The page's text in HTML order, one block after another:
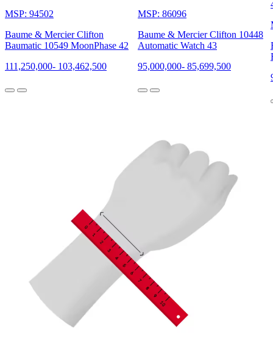
MSP: 94502
Baume & Mercier Clifton
Baumatic 10549 MoonPhase 42
111,250,000- 103,462,500
MSP: 86096
Baume & Mercier Clifton 10448
Automatic Watch 43
95,000,000- 85,699,500